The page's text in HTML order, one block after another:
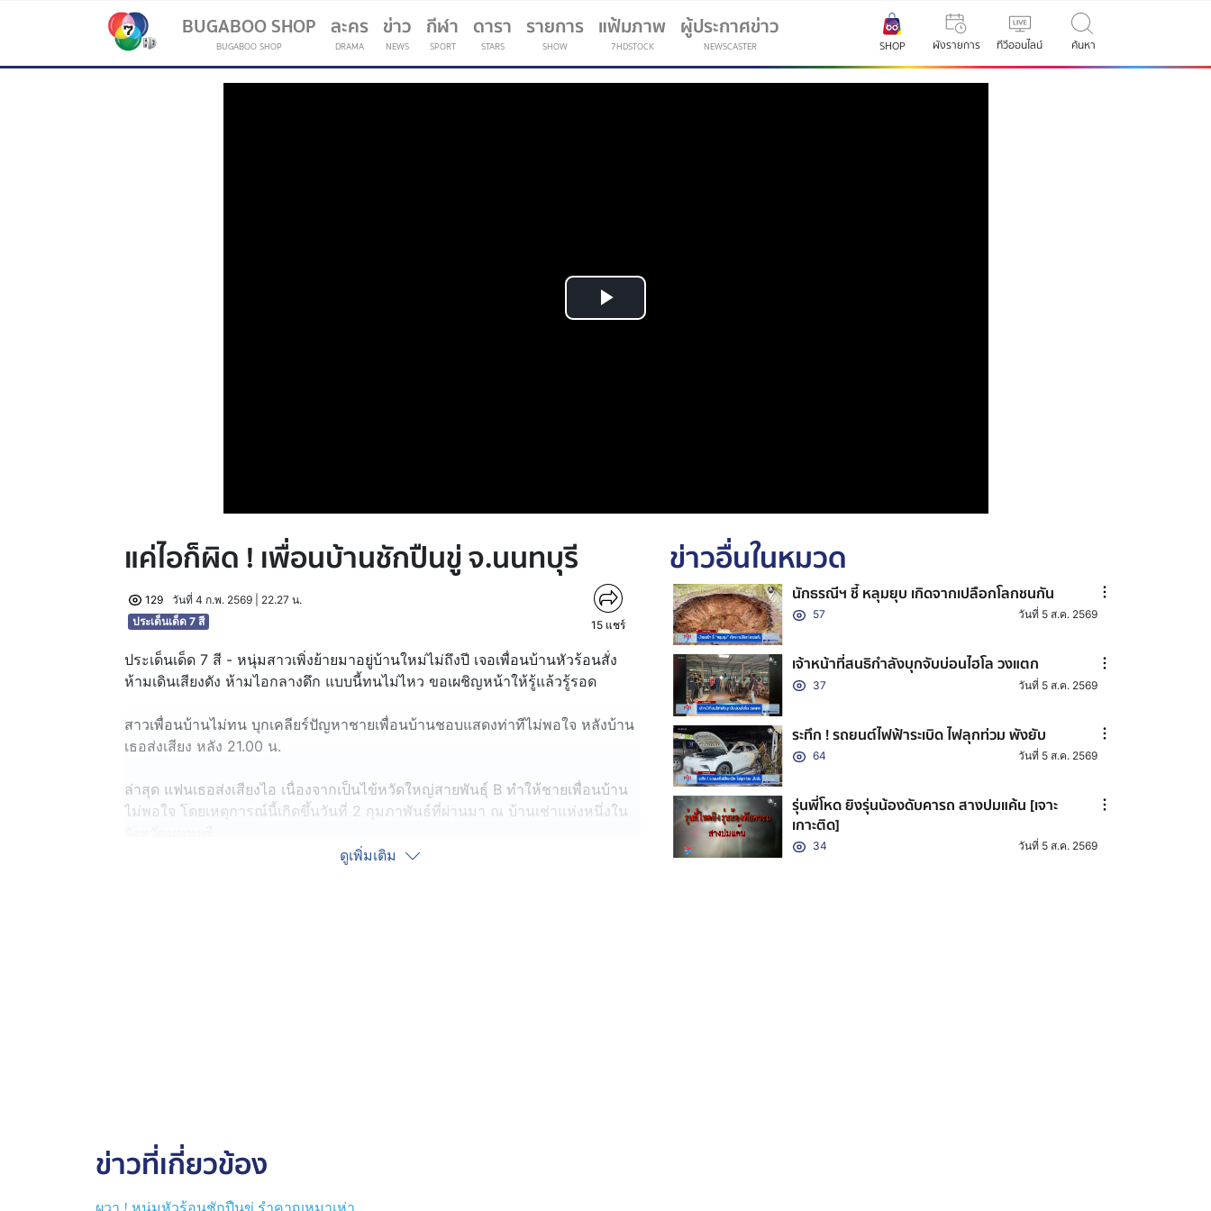
BUGABOO SHOP
BUGABOO SHOP
ละคร
DRAMA
ข่าว
NEWS
กีฬา
SPORT
(current)
ดารา
STARS
รายการ
SHOW
แฟ้มภาพ
7HDSTOCK
ผู้ประกาศข่าว
NEWSCASTER SHOP ผังรายการ ทีวีออนไลน์ ค้นหา
Play
แค่ไอก็ผิด ! เพื่อนบ้านชักปืนขู่ จ.นนทบุรี
129
วันที่ 4 ก.พ. 2569 | 22.27 น.
ประเด็นเด็ด 7 สี
15 แชร์
ประเด็นเด็ด 7 สี - หนุ่มสาวเพิ่งย้ายมาอยู่บ้านใหม่ไม่ถึงปี เจอเพื่อนบ้านหัวร้อนสั่ง
ห้ามเดินเสียงดัง ห้ามไอกลางดึก แบบนี้ทนไม่ไหว ขอเผชิญหน้าให้รู้แล้วรู้รอด
สาวเพื่อนบ้านไม่ทน บุกเคลียร์ปัญหาชายเพื่อนบ้านชอบแสดงท่าทีไม่พอใจ หลังบ้าน
เธอส่งเสียง หลัง 21.00 น.
ล่าสุด แฟนเธอส่งเสียงไอ เนื่องจากเป็นไข้หวัดใหญ่สายพันธุ์ B ทำให้ชายเพื่อนบ้าน
ไม่พอใจ โดยเหตุการณ์นี้เกิดขึ้นวันที่ 2 กุมภาพันธ์ที่ผ่านมา ณ บ้านเช่าแห่งหนึ่งใน
จักรยานยนต์เสียงดังรบกวนเช้า-ค่ำ ซึ่งเธอได้รับผลกระทบจริง ๆ ทำให้ลูกชายเกิด
อารมณ์เสีย จนมีปากเสียงทะเลาะกับเพื่อนบ้านใกล้กัน เผยว่า ตั้งแต่เธอมาอยู่ที่นี่ ก็
เห็นบ้านหลังริมสุด หรือ บ้านเช่าของนายปอน ผลัดเปลี่ยนคนเช่ามาเกิน 10 ครั้งแล้ว
ดูเพิ่มเติม
ข่าวอื่นในหมวด
นักธรณีฯ ชี้ หลุมยุบ เกิดจากเปลือกโลกชนกัน
57 วันที่ 5 ส.ค. 2569
เจ้าหน้าที่สนธิกำลังบุกจับบ่อนไฮโล วงแตก
37 วันที่ 5 ส.ค. 2569
ระทึก ! รถยนต์ไฟฟ้าระเบิด ไฟลุกท่วม พังยับ
64 วันที่ 5 ส.ค. 2569
รุ่นพี่โหด ยิงรุ่นน้องดับคารถ สางปมแค้น [เจาะ
เกาะติด]
34 วันที่ 5 ส.ค. 2569
ข่าวที่เกี่ยวข้อง
ผวา ! หนุ่มหัวร้อนชักปืนขู่ รำคาญหมาเห่า